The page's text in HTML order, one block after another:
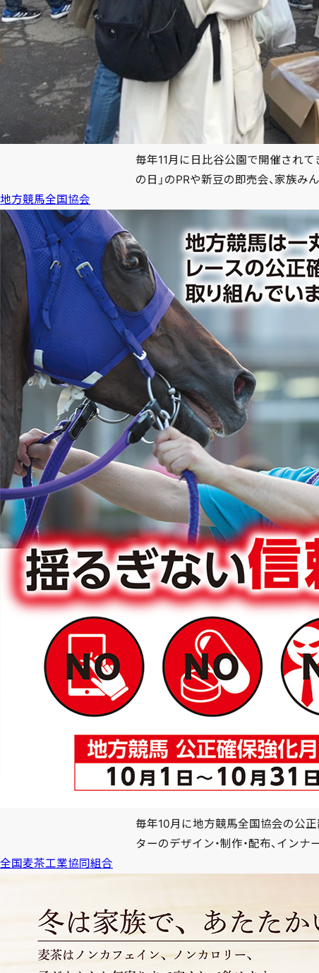
毎年11月に日比谷公園で開催されて
の日」のPRや新豆の即売会、家族
地方競馬全国協会
毎年10月に地方競馬全国協会の公正
ターのデザイン・制作・配布、インナ
全国麦茶工業協同組合